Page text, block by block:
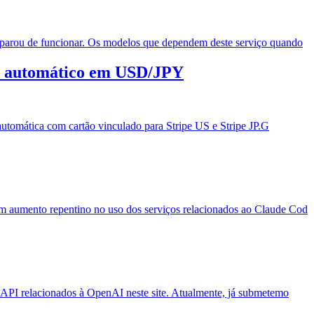
de funcionar. Os modelos que dependem deste serviço quando
em USD/JPY
com cartão vinculado para Stripe US e Stripe JP.G
repentino no uso dos serviços relacionados ao Claude Cod
relacionados à OpenAI neste site. Atualmente, já submetemo